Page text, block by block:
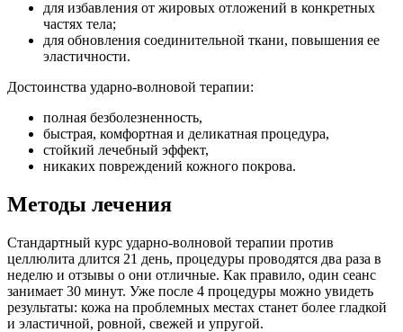
для избавления от жировых отложений в конкретных
частях тела;
для обновления соединительной ткани, повышения ее
эластичности.
Достоинства ударно-волновой терапии:
полная безболезненность,
быстрая, комфортная и деликатная процедура,
стойкий лечебный эффект,
никаких повреждений кожного покрова.
Методы лечения
Стандартный курс ударно-волновой терапии против
целлюлита длится 21 день, процедуры проводятся два раза в
неделю и отзывы о они отличные. Как правило, один сеанс
занимает 30 минут. Уже после 4 процедуры можно увидеть
результаты: кожа на проблемных местах станет более гладкой
и эластичной, ровной, свежей и упругой.